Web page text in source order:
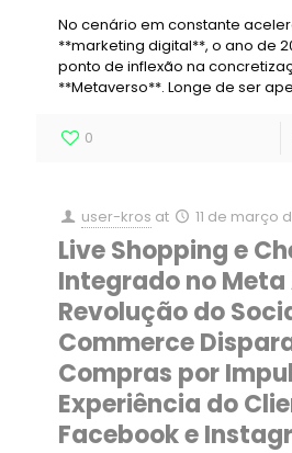
No cenário em constante
**marketing digital**, o ano de
ponto de inflexão na
**Metaverso**. Longe de ser
0
user-kros at 11 de março
Live Shopping e
Integrado no Meta
Revolução do
Commerce
Compras por
Experiência do
Facebook e